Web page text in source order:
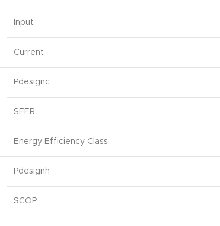
Input
Current
Pdesignc
SEER
Energy Efficiency Class
Pdesignh
SCOP